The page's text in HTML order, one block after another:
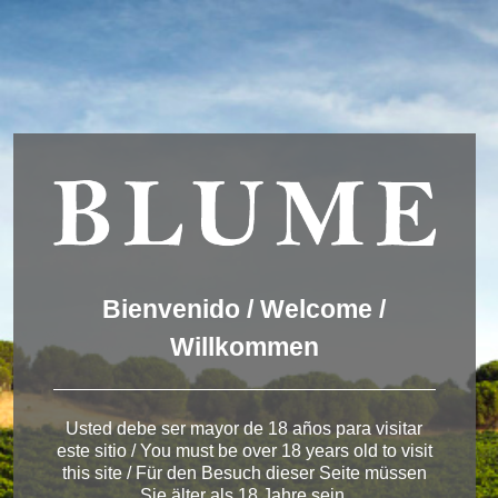
DEUTSCH
ESPAÑOL
< Pagos del Rey
Wir verwenden Cookies, um dir die bestmögliche Erfahrung auf
unserer Website zu bieten.
You can find out more about which cookies we are using or
Bienvenido / Welcome /
Willkommen
Usted debe ser mayor de 18 años para visitar
este sitio / You must be over 18 years old to visit
this site / Für den Besuch dieser Seite müssen